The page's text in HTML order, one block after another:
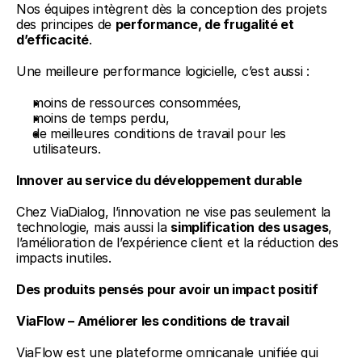
Nos équipes intègrent dès la conception des projets
des principes de performance, de frugalité et
d’efficacité.
Une meilleure performance logicielle, c’est aussi :
moins de ressources consommées,
moins de temps perdu,
de meilleures conditions de travail pour les
utilisateurs.
Innover au service du développement durable
Chez ViaDialog, l’innovation ne vise pas seulement la
technologie, mais aussi la simplification des usages,
l’amélioration de l’expérience client et la réduction des
impacts inutiles.
Des produits pensés pour avoir un impact positif
ViaFlow – Améliorer les conditions de travail
ViaFlow est une plateforme omnicanale unifiée qui